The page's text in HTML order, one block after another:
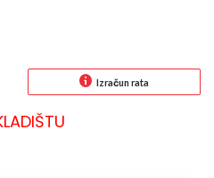
Izračun rata